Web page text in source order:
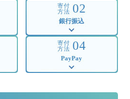
寄付
方法 02
銀行振込
寄付
方法 04
PayPay